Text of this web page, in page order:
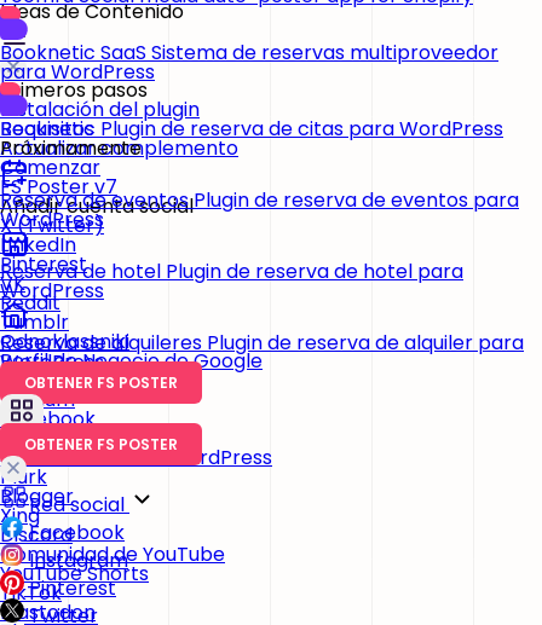
Booknetic SaaS Sistema de reservas multiproveedor
para WordPress
Booknetic Plugin de reserva de citas para WordPress
Próximamente
Reserva de eventos Plugin de reserva de eventos para
WordPress
Reserva de hotel Plugin de reserva de hotel para
WordPress
Reserva de alquileres Plugin de reserva de alquiler para
WordPress
OBTENER FS POSTER
OBTENER FS POSTER
Red social
Facebook
Instagram
Pinterest
Twitter
Ideas de Contenido
Primeros pasos
Instalación del plugin
Requisitos
Actualizar complemento
Comenzar
FS Poster v7
Añadir cuenta social
X (Twitter)
LinkedIn
Pinterest
VK
Reddit
Tumblr
Odnoklassniki
Perfil de Negocio de Google
Telegram
Medium
Facebook
Instagram
Sitios basados en WordPress
Plurk
Blogger
Xing
Discord
Comunidad de YouTube
YouTube Shorts
TikTok
Mastodon